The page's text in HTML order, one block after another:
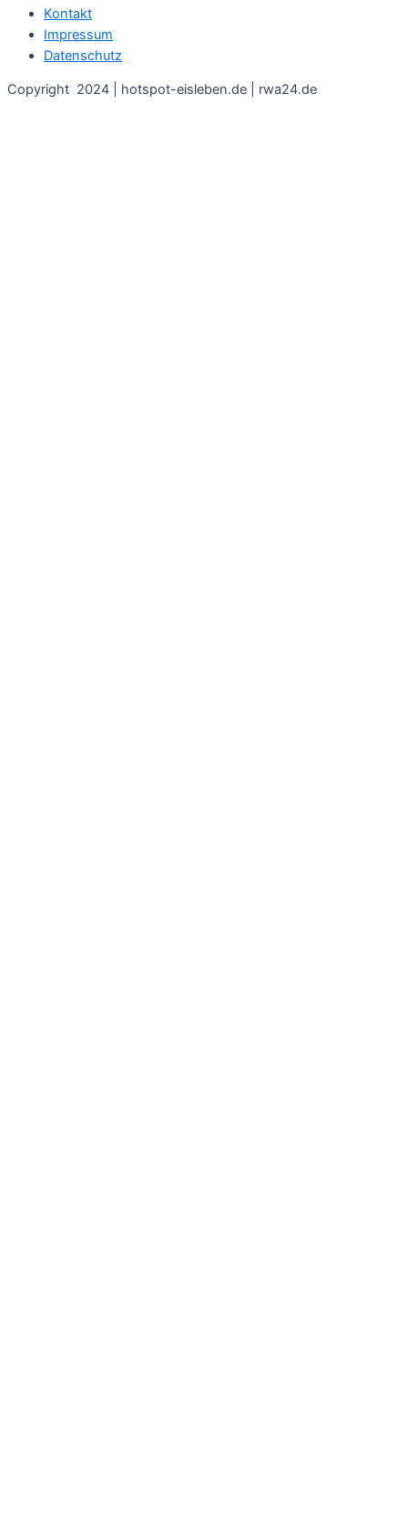
Kontakt
Impressum
Datenschutz
Copyright 2024 | hotspot-eisleben.de | rwa24.de